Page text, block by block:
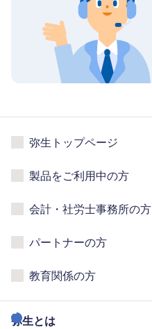
弥生トップページ
製品をご利用中の方
会計・社労士事務所の方
パートナーの方
教育関係の方
弥生とは